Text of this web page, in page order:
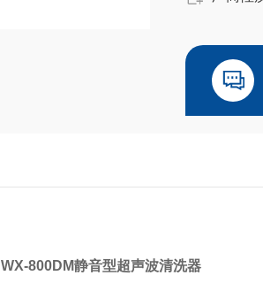
WX-800DM静音型超声波清洗器